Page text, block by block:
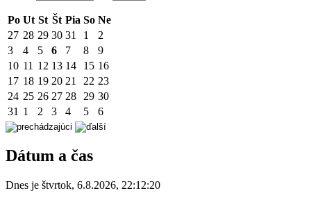
Po Ut St Št Pia So Ne
27 28 29 30 31 1
2
3
4 5 6 7 8
9
10 11 12 13 14 15 16
17 18 19 20 21 22 23
24 25 26 27 28 29 30
31 1 2 3 4 5 6
Dátum a čas
Dnes je štvrtok, 6.8.2026, 22:12:20